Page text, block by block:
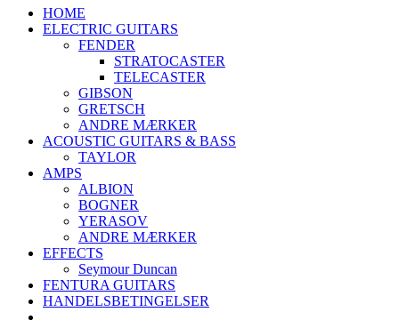
HOME
ELECTRIC GUITARS
FENDER
STRATOCASTER
TELECASTER
GIBSON
GRETSCH
ANDRE MÆRKER
ACOUSTIC GUITARS & BASS
TAYLOR
AMPS
ALBION
BOGNER
YERASOV
ANDRE MÆRKER
EFFECTS
Seymour Duncan
FENTURA GUITARS
HANDELSBETINGELSER